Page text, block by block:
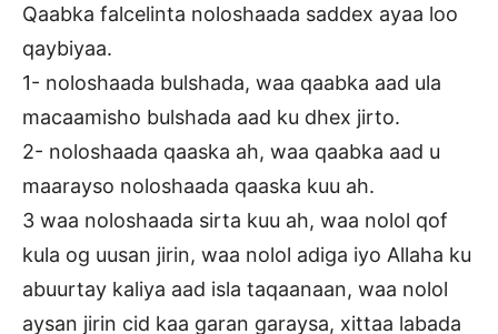
Qaabka falcelinta noloshaada saddex ayaa loo
qaybiyaa.
1- noloshaada bulshada, waa qaabka aad ula
macaamisho bulshada aad ku dhex jirto.
2- noloshaada qaaska ah, waa qaabka aad u
maarayso noloshaada qaaska kuu ah.
3 waa noloshaada sirta kuu ah, waa nolol qof
kula og uusan jirin, waa nolol adiga iyo Allaha ku
abuurtay kaliya aad isla taqaanaan, waa nolol
aysan jirin cid kaa garan garaysa, xittaa labada